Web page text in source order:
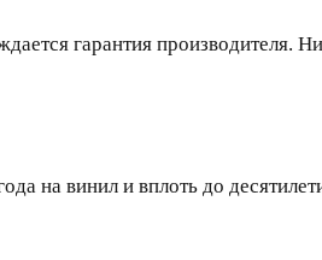
гарантия производителя.
на винил и вплоть до